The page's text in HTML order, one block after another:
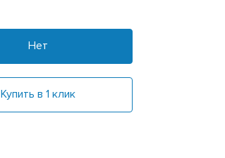
Нет
Купить в 1 клик